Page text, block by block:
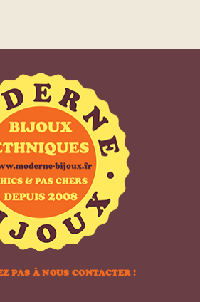
PAS À NOUS CONTACTER !